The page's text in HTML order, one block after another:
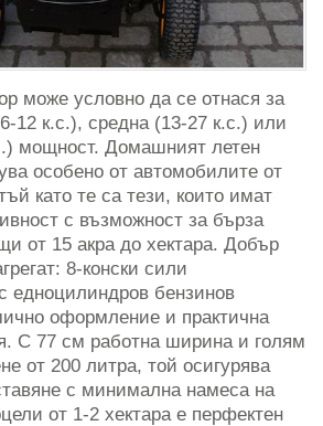
може условно да се отнася за
12 к.с.), средна (13-27 к.с.) или
мощност. Домашният летен
особено от автомобилите от
като те са тези, които имат
с възможност за бърза
от 15 акра до хектара. Добър
8-конски сили
едноцилиндров бензинов
оформление и практична
С 77 см работна ширина и голям
от 200 литра, той осигурява
с минимална намеса на
от 1-2 хектара е перфектен